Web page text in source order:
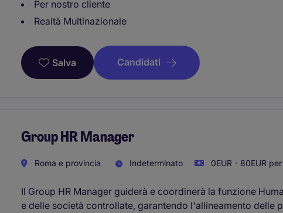
Per nostro cliente
Realtà Multinazionale
Salva Candidati
Group HR Manager
Roma e provincia Indeterminato 0EUR - 80EUR
Il Group HR Manager guiderà e coordinerà la funzione
e delle società controllate, garantendo l'allineamento delle